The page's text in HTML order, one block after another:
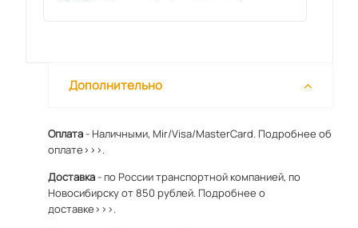
Дополнительно
Оплата- Наличными, Mir/Visa/MasterCard. Подробнее об
оплате>>>.
Доставка- по России транспортной компанией, по
Новосибирску от 850 рублей. Подробнее о
доставке>>>.